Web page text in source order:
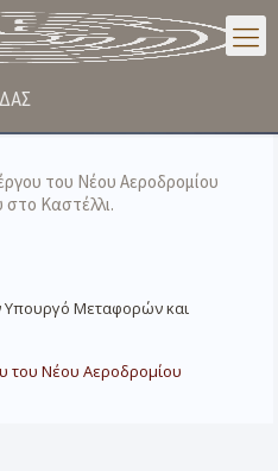
του Νέου Αεροδρομίου
στο Καστέλλι.
Υπουργό Μεταφορών και
του Νέου Αεροδρομίου